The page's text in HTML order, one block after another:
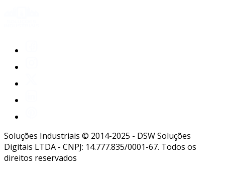
Soluções Industriais © 2014-2025 - DSW Soluções
Digitais LTDA - CNPJ: 14.777.835/0001-67. Todos os
direitos reservados